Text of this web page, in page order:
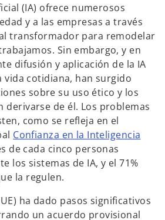
(IA) ofrece numerosos
y a las empresas a través
transformador para remodelar
Sin embargo, y en
difusión y aplicación de la IA
vida cotidiana, han surgido
sobre su uso ético y los
derivarse de él. Los problemas
como se refleja en el
Confianza en la Inteligencia
de cada cinco personas
los sistemas de IA, y el 71%
la regulen.
ha dado pasos significativos
un acuerdo provisional